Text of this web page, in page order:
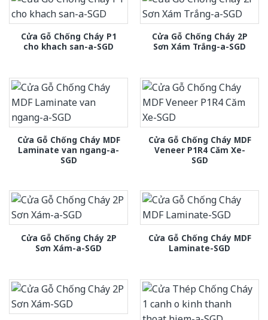
Cửa Gỗ Chống Cháy P1
cho khach san-a-SGD
Cửa Gỗ Chống Cháy 2P
Sơn Xám Trắng-a-SGD
Cửa Gỗ Chống Cháy MDF
Laminate van ngang-a-
SGD
Cửa Gỗ Chống Cháy MDF
Veneer P1R4 Căm Xe-
SGD
Cửa Gỗ Chống Cháy 2P
Sơn Xám-a-SGD
Cửa Gỗ Chống Cháy MDF
Laminate-SGD